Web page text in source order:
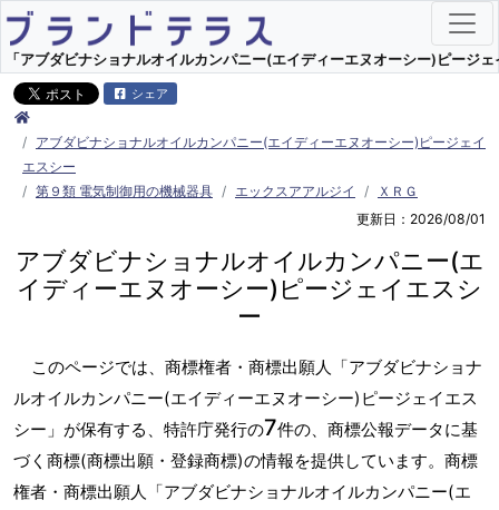
「アブダビナショナルオイルカンパニー(エイディーエヌオーシー)ピージ
シェア
アブダビナショナルオイルカンパニー(エイディーエヌオーシー)ピージェイ
エスシー
第９類 電気制御用の機械器具
エックスアアルジイ
ＸＲＧ
更新日：2026/08/01
アブダビナショナルオイルカンパニー(エ
イディーエヌオーシー)ピージェイエスシ
ー
このページでは、商標権者・商標出願人「アブダビナショナ
ルオイルカンパニー(エイディーエヌオーシー)ピージェイエス
シー」が保有する、特許庁発行の7件の、商標公報データに基
づく商標(商標出願・登録商標)の情報を提供しています。商標
権者・商標出願人「アブダビナショナルオイルカンパニー(エ